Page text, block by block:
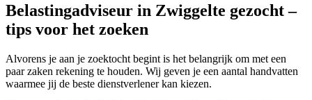
Belastingadviseur in Zwiggelte gezocht –
tips voor het zoeken
Alvorens je aan je zoektocht begint is het belangrijk om met een
paar zaken rekening te houden. Wij geven je een aantal handvatten
waarmee jij de beste dienstverlener kan kiezen.